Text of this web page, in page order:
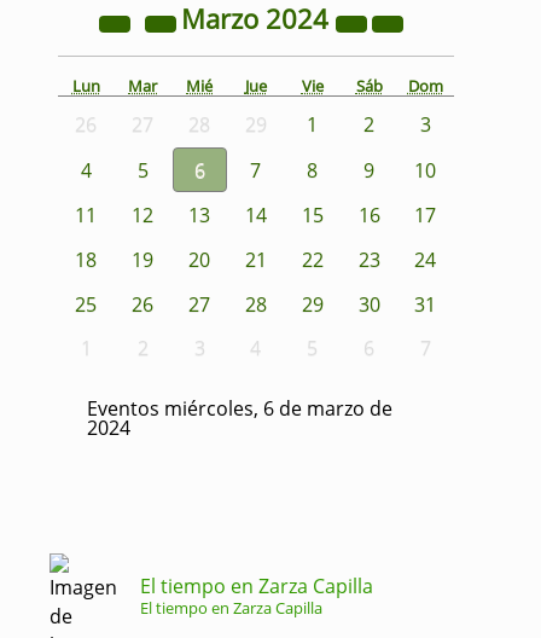
Marzo 2024
Lun Mar Mié Jue Vie Sáb Dom
26 27 28 29 1 2
3
4
5 6 7 8 9
10
11
12 13 14 15 16
17
18
19 20 21 22 23
24
25
26 27 28 29 30
31
1
2 3 4 5 6 7
Eventos miércoles, 6 de marzo de
2024
El tiempo en Zarza Capilla
El tiempo en Zarza Capilla